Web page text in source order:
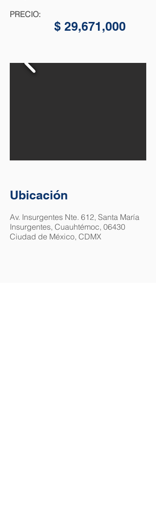
PRECIO:
$ 29,671,000
Ubicación​
Av. Insurgentes Nte. 612, Santa María
Insurgentes, Cuauhtémoc, 06430
Ciudad de México, CDMX